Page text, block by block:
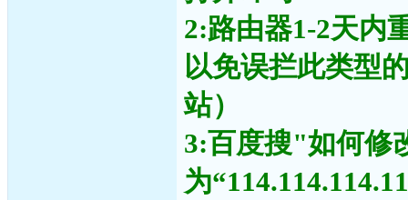
2:路由器1-2天内
以免误拦此类型
站）
3:百度搜"如何修
为